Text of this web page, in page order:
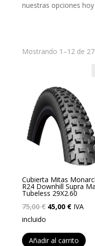
nuestras opciones
Mostrando 1–12 de
Cubierta Mitas
R24 Downhill Supra
Tubeless 29X2.60
75,00€ El
original
45,00 €El
actual
IVA
incluido
Añadir al carrito